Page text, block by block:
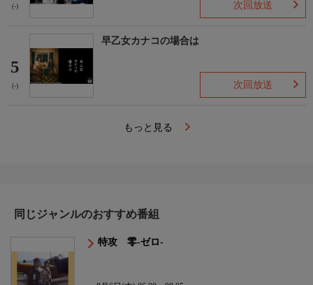
(-) 次回放送
5
(-)
早乙女カナコの場合は
次回放送
もっと見る
同じジャンルのおすすめ番組
特攻 零-ゼロ-